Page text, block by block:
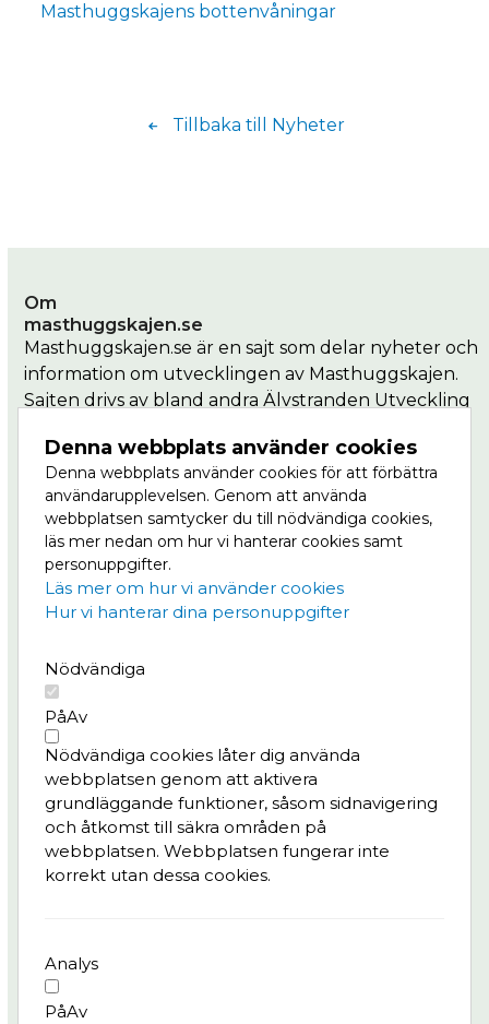
Denna webbplats använder cookies
Denna webbplats använder cookies för att förbättra
användarupplevelsen. Genom att använda
webbplatsen samtycker du till nödvändiga cookies,
läs mer nedan om hur vi hanterar cookies samt
personuppgifter.
Läs mer om hur vi använder cookies
Hur vi hanterar dina personuppgifter
Nödvändiga
PåAv
Nödvändiga cookies låter dig använda
webbplatsen genom att aktivera
grundläggande funktioner, såsom sidnavigering
och åtkomst till säkra områden på
webbplatsen. Webbplatsen fungerar inte
korrekt utan dessa cookies.
Analys
PåAv
Masthuggskajens bottenvåningar
Tillbaka till Nyheter
Om
masthuggskajen.se
Masthuggskajen.se är en sajt som delar nyheter och
information om utvecklingen av Masthuggskajen.
Sajten drivs av bland andra Älvstranden Utveckling
Masthuggkajen är en del av Vision Älvstaden,
Nordens största stadsutvecklingsprojekt där
centrala Göteborg ska växa till dubbel storlek, på
båda sidor om älven. Läs mer om Masthuggskajen
på Göteborg växer.
Projektet
Nyheter
Bygg- och trafikinfo
Konst & kultur
Frågor & svar
Integritetspolicy
Älvstranden Utveckling AB
pedro.batista@alvstranden.goteborg.se